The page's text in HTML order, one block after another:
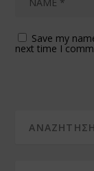
Save my
next time I